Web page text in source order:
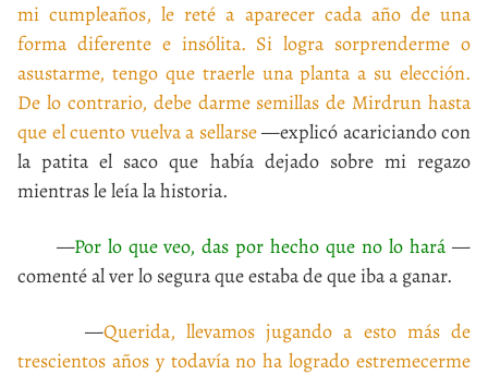
mi cumpleaños, le reté a aparecer cada año de una
forma diferente e insólita. Si logra sorprenderme o
asustarme, tengo que traerle una planta a su elección.
De lo contrario, debe darme semillas de Mirdrun hasta
que el cuento vuelva a sellarse—explicó acariciando con
la patita el saco que había dejado sobre mi regazo
mientras le leía la historia.
—Por lo que veo, das por hecho que no lo hará —
comenté al ver lo segura que estaba de que iba a ganar.
—Querida, llevamos jugando a esto más de
trescientos años y todavía no ha logrado estremecerme